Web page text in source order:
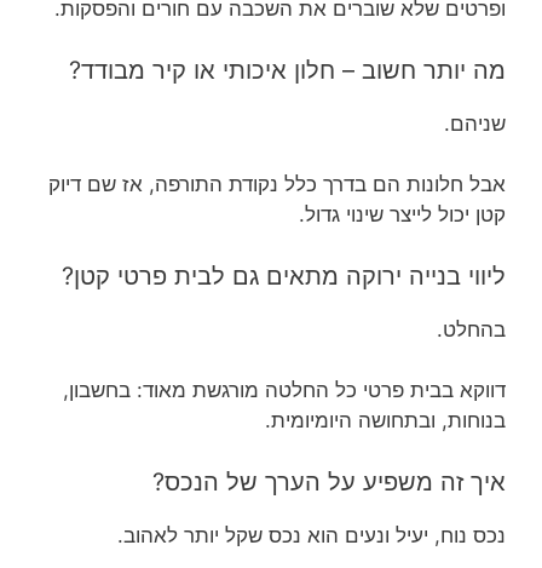
ופרטים שלא שוברים את השכבה עם חורים והפסקות.
מה יותר חשוב – חלון איכותי או קיר מבודד?
שניהם.
אבל חלונות הם בדרך כלל נקודת התורפה, אז שם דיוק
קטן יכול לייצר שינוי גדול.
ליווי בנייה ירוקה מתאים גם לבית פרטי קטן?
בהחלט.
דווקא בבית פרטי כל החלטה מורגשת מאוד: בחשבון,
בנוחות, ובתחושה היומיומית.
איך זה משפיע על הערך של הנכס?
נכס נוח, יעיל ונעים הוא נכס שקל יותר לאהוב.